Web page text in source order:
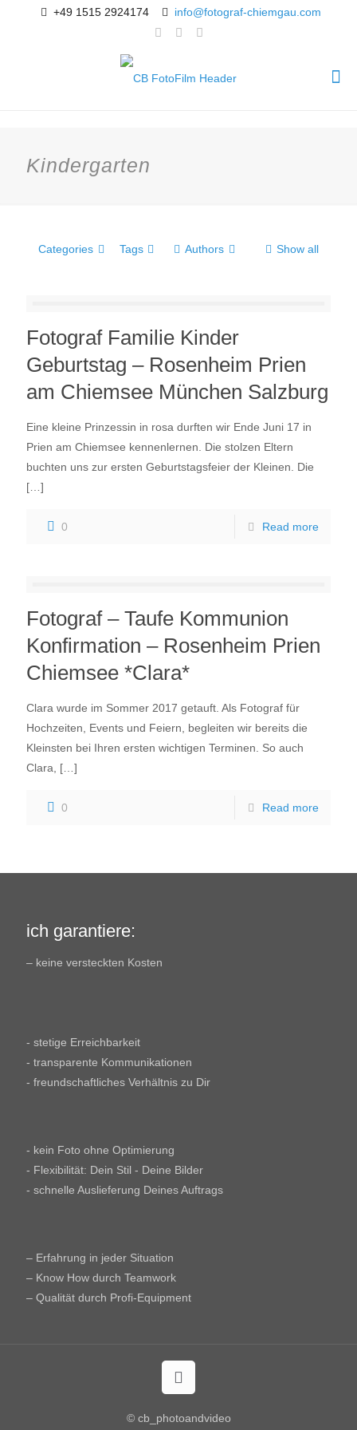
+49 1515 2924174 info@fotograf-chiemgau.com
Kindergarten
Categories Tags Authors Show all
Fotograf Familie Kinder
Geburtstag – Rosenheim Prien
am Chiemsee München Salzburg
Eine kleine Prinzessin in rosa durften wir Ende Juni 17 in
Prien am Chiemsee kennenlernen. Die stolzen Eltern
buchten uns zur ersten Geburtstagsfeier der Kleinen. Die
[…]
0 Read more
Fotograf – Taufe Kommunion
Konfirmation – Rosenheim Prien
Chiemsee *Clara*
Clara wurde im Sommer 2017 getauft. Als Fotograf für
Hochzeiten, Events und Feiern, begleiten wir bereits die
Kleinsten bei Ihren ersten wichtigen Terminen. So auch
Clara,
[…]
0 Read more
ich garantiere:
– keine versteckten Kosten
- stetige Erreichbarkeit
- transparente Kommunikationen
- freundschaftliches Verhältnis zu Dir
- kein Foto ohne Optimierung
- Flexibilität: Dein Stil - Deine Bilder
- schnelle Auslieferung Deines Auftrags
– Erfahrung in jeder Situation
– Know How durch Teamwork
– Qualität durch Profi-Equipment
© cb_photoandvideo